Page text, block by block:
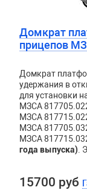
Домкрат
прицепов
Домкрат
удержания в
для установки
МЗСА
МЗСА
МЗСА
МЗСА
года выпуска) .
15700 руб